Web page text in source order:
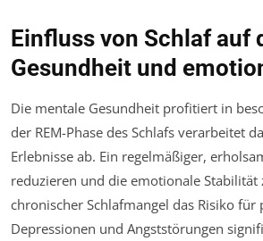
Einfluss von Schlaf auf
Gesundheit und
Die mentale Gesundheit profitiert in
der REM-Phase des Schlafs verarbeitet
Erlebnisse ab. Ein regelmäßiger,
reduzieren und die emotionale Stabilität
chronischer Schlafmangel das Risiko für
Depressionen und Angststörungen